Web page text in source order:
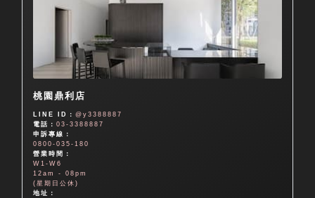
桃園鼎利店
LINE ID：@y3388887
電話：03-3388887
申訴專線：
0800-035-180
營業時間：
W1-W6
12am - 08pm
(星期日公休)
地址：